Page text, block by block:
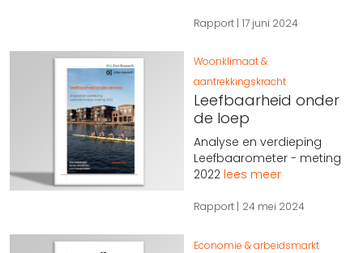
Rapport 17 juni 2024
Woonklimaat &
aantrekkingskracht
Leefbaarheid onder
de loep
Analyse en verdieping
Leefbaarometer - meting
2022 lees meer
Rapport 24 mei 2024
Economie & arbeidsmarkt